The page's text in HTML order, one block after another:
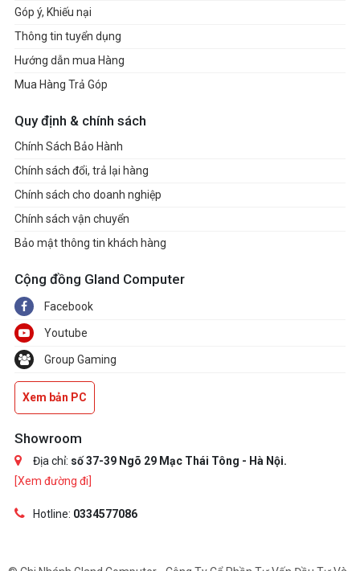
Góp ý, Khiếu nại
Thông tin tuyển dụng
Hướng dẫn mua Hàng
Mua Hàng Trả Góp
Quy định & chính sách
Chính Sách Bảo Hành
Chính sách đổi, trả lại hàng
Chính sách cho doanh nghiệp
Chính sách vận chuyển
Bảo mật thông tin khách hàng
Cộng đồng Gland Computer
Facebook
Youtube
Group Gaming
Xem bản PC
Showroom
Địa chỉ: số 37-39 Ngõ 29 Mạc Thái Tông - Hà Nội.
[Xem đường đi]
Hotline: 0334577086